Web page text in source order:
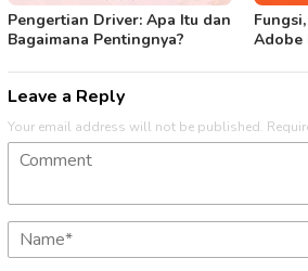
Pengertian Driver: Apa Itu dan
Bagaimana Pentingnya?
Adobe
Leave a Reply
Your email address will not be published.